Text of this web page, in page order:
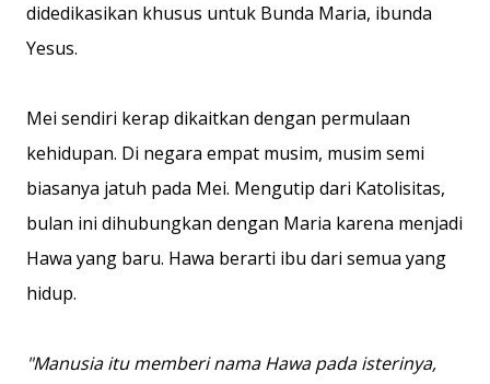
didedikasikan khusus untuk Bunda Maria, ibunda
Yesus.
Mei sendiri kerap dikaitkan dengan permulaan
kehidupan. Di negara empat musim, musim semi
biasanya jatuh pada Mei. Mengutip dari Katolisitas,
bulan ini dihubungkan dengan Maria karena menjadi
Hawa yang baru. Hawa berarti ibu dari semua yang
hidup.
"Manusia itu memberi nama Hawa pada isterinya,